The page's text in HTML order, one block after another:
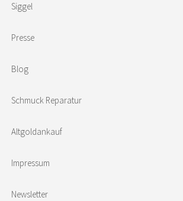
Siggel
Presse
Blog
Schmuck Reparatur
Altgoldankauf
Impressum
Newsletter